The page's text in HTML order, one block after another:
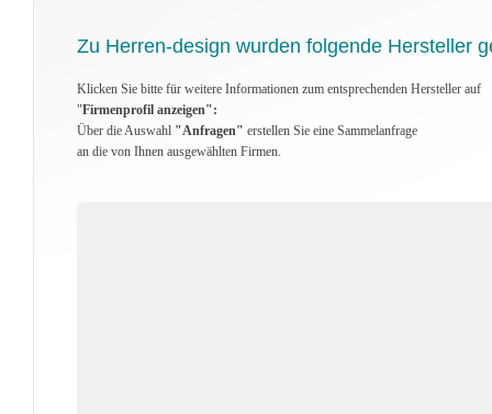
Zu Herren-design wurden folgende Hersteller
Klicken Sie bitte für weitere Informationen zum entsprechenden Hersteller auf
"Firmenprofil anzeigen":
Über die Auswahl "Anfragen" erstellen Sie eine Sammelanfrage
an die von Ihnen ausgewählten Firmen.